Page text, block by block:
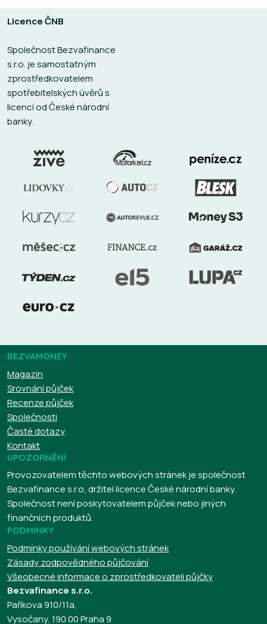
Licence ČNB
Společnost Bezvafinance
s.r.o. je samostatným
zprostředkovatelem
spotřebitelských úvěrů s
licencí od České národní
banky.
BEZVAMONEY
Magazín
Srovnání půjček
Recenze půjček
Společnosti
Časté dotazy
Kontakt
UPOZORNĚNÍ
Provozovatelem těchto webových stránek je společnost
Bezvafinance s.r.o, držitel licence České národní banky.
Společnost není poskytovatelem půjček nebo jiných
finančních produktů.
PODMÍNKY
Podmínky používání webových stránek
Zásady zodpovědného půjčování
Všeobecné informace o zprostředkovateli půjčky
Bezvafinance s.r.o.
Paříkova 910/11a,
Vysočany, 190 00 Praha 9